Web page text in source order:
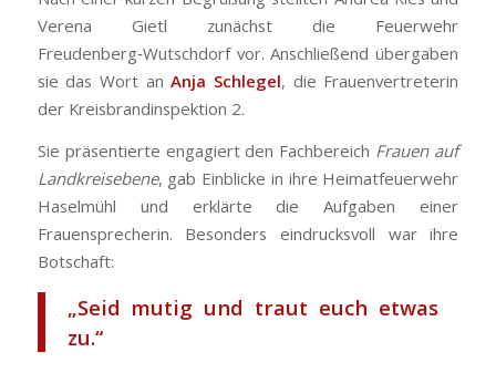
Verena Gietl zunächst die Feuerwehr
Freudenberg‑Wutschdorf vor. Anschließend übergaben
sie das Wort anAnja Schlegel, die Frauenvertreterin
der Kreisbrandinspektion 2.
Sie präsentierte engagiert den Fachbereich Frauen auf
Landkreisebene, gab Einblicke in ihre Heimatfeuerwehr
Haselmühl und erklärte die Aufgaben einer
Frauensprecherin. Besonders eindrucksvoll war ihre
Botschaft:
„Seid mutig und traut euch etwas
zu.“